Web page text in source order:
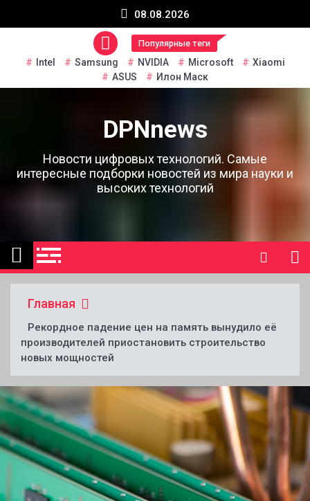
08.08.2026
Популярные теги
Intel Samsung NVIDIA Microsoft
Xiaomi
ASUS
Илон Маск
DPNnews
Новости цифровых технологий. Самые
интересные подборки новостей из мира науки и
высоких технологий
Главная
Рекордное падение цен на память вынудило её
производителей приостановить строительство
новых мощностей